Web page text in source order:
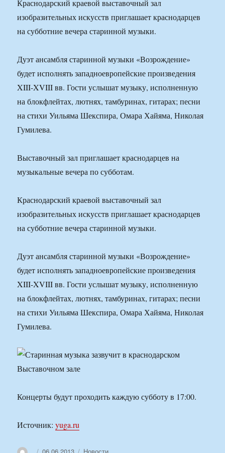
Краснодарский краевой выставочный зал
изобразительных искусств приглашает краснодарцев
на субботние вечера старинной музыки.
Дуэт ансамбля старинной музыки «Возрождение»
будет исполнять западноевропейские произведения
XIII-XVIII вв. Гости услышат музыку, исполненную
на блокфлейтах, лютнях, тамбуринах, гитарах; песни
на стихи Уильяма Шекспира, Омара Хайяма, Николая
Гумилева.
Выставочный зал приглашает краснодарцев на
музыкальные вечера по субботам.
Краснодарский краевой выставочный зал
изобразительных искусств приглашает краснодарцев
на субботние вечера старинной музыки.
Дуэт ансамбля старинной музыки «Возрождение»
будет исполнять западноевропейские произведения
XIII-XVIII вв. Гости услышат музыку, исполненную
на блокфлейтах, лютнях, тамбуринах, гитарах; песни
на стихи Уильяма Шекспира, Омара Хайяма, Николая
Гумилева.
Концерты будут проходить каждую субботу в 17:00.
Источник:yuga.ru
АвторОпубликованоРубрики